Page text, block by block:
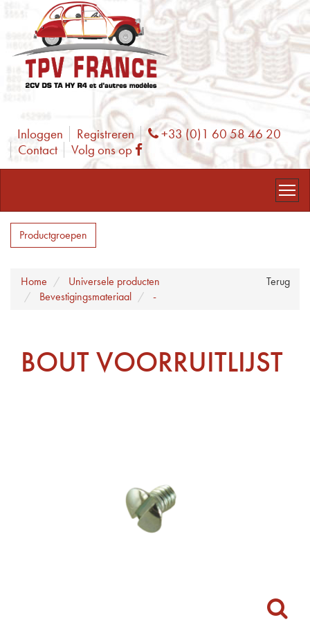
Inloggen Registreren Phone
+33 (0)1 60 58 46 20
Contact
Volg ons op Facebook
Productgroepen
Terug
Home
Universele producten
Bevestigingsmateriaal
-
BOUT VOORRUITLIJST